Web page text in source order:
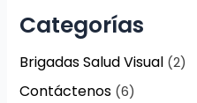
Categorías
Brigadas Salud Visual (2)
Contáctenos (6)